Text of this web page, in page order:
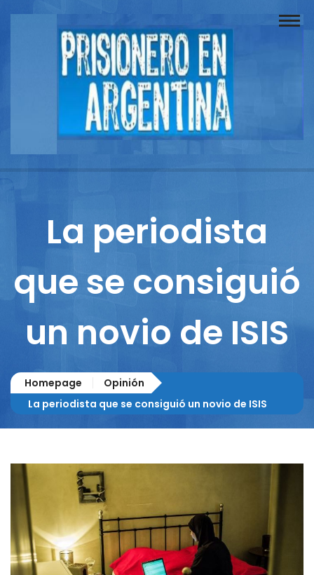
Buscador
Documentos
Reportajes
Contacto
La periodista
que se consiguió
un novio de ISIS
Homepage
Opinión
La periodista que se consiguió un novio de ISIS